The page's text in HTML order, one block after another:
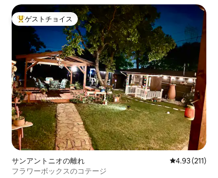
大好評のゲストチョイスです。
ゲストチョイス
サンアントニオの離れ レビュー211
4.93 (211)
フラワーボックスのコテージ